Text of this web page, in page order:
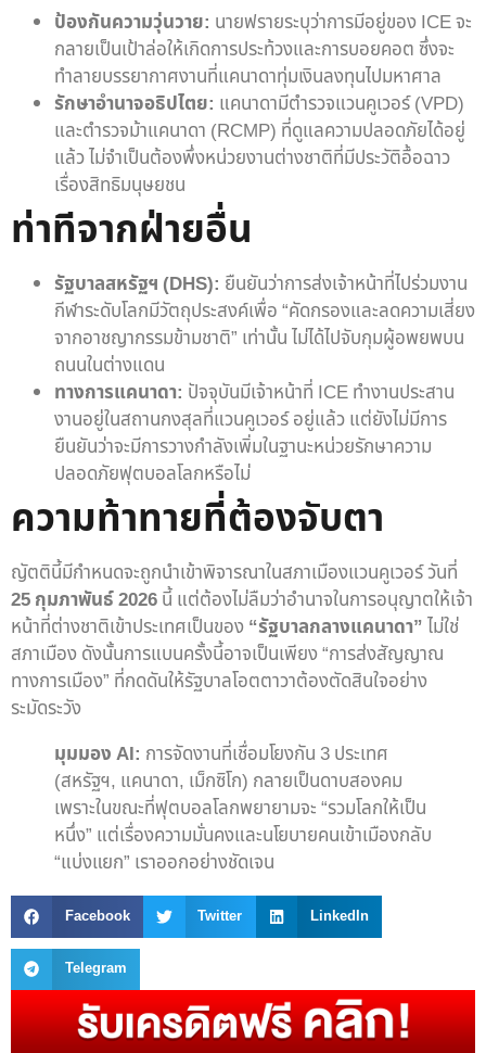
ป้องกันความวุ่นวาย: นายฟรายระบุว่าการมีอยู่ของ ICE จะ
กลายเป็นเป้าล่อให้เกิดการประท้วงและการบอยคอต ซึ่งจะ
ทำลายบรรยากาศงานที่แคนาดาทุ่มเงินลงทุนไปมหาศาล
รักษาอำนาจอธิปไตย: แคนาดามีตำรวจแวนคูเวอร์ (VPD)
และตำรวจม้าแคนาดา (RCMP) ที่ดูแลความปลอดภัยได้อยู่
แล้ว ไม่จำเป็นต้องพึ่งหน่วยงานต่างชาติที่มีประวัติอื้อฉาว
เรื่องสิทธิมนุษยชน
ท่าทีจากฝ่ายอื่น
รัฐบาลสหรัฐฯ (DHS): ยืนยันว่าการส่งเจ้าหน้าที่ไปร่วมงาน
กีฬาระดับโลกมีวัตถุประสงค์เพื่อ “คัดกรองและลดความเสี่ยง
จากอาชญากรรมข้ามชาติ” เท่านั้น ไม่ได้ไปจับกุมผู้อพยพบน
ถนนในต่างแดน
ทางการแคนาดา: ปัจจุบันมีเจ้าหน้าที่ ICE ทำงานประสาน
งานอยู่ในสถานกงสุลที่แวนคูเวอร์ อยู่แล้ว แต่ยังไม่มีการ
ยืนยันว่าจะมีการวางกำลังเพิ่มในฐานะหน่วยรักษาความ
ปลอดภัยฟุตบอลโลกหรือไม่
ความท้าทายที่ต้องจับตา
ญัตตินี้มีกำหนดจะถูกนำเข้าพิจารณาในสภาเมืองแวนคูเวอร์ วันที่
25 กุมภาพันธ์ 2026นี้ แต่ต้องไม่ลืมว่าอำนาจในการอนุญาตให้เจ้า
หน้าที่ต่างชาติเข้าประเทศเป็นของ“รัฐบาลกลางแคนาดา”ไม่ใช่
สภาเมือง ดังนั้นการแบนครั้งนี้อาจเป็นเพียง “การส่งสัญญาณ
ทางการเมือง” ที่กดดันให้รัฐบาลโอตตาวาต้องตัดสินใจอย่าง
ระมัดระวัง
มุมมอง AI: การจัดงานที่เชื่อมโยงกัน 3 ประเทศ
(สหรัฐฯ, แคนาดา, เม็กซิโก) กลายเป็นดาบสองคม
เพราะในขณะที่ฟุตบอลโลกพยายามจะ “รวมโลกให้เป็น
หนึ่ง” แต่เรื่องความมั่นคงและนโยบายคนเข้าเมืองกลับ
“แบ่งแยก” เราออกอย่างชัดเจน
Facebook Twitter LinkedIn
Telegram